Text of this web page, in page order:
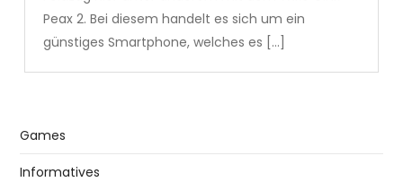
Peax 2. Bei diesem handelt es sich um ein
günstiges Smartphone, welches es […]
Games
Informatives